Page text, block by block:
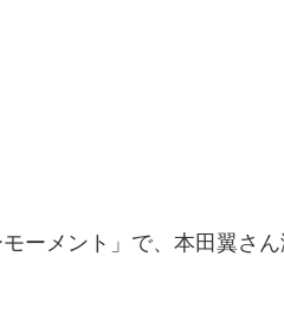
ーメント」で、本田翼さ